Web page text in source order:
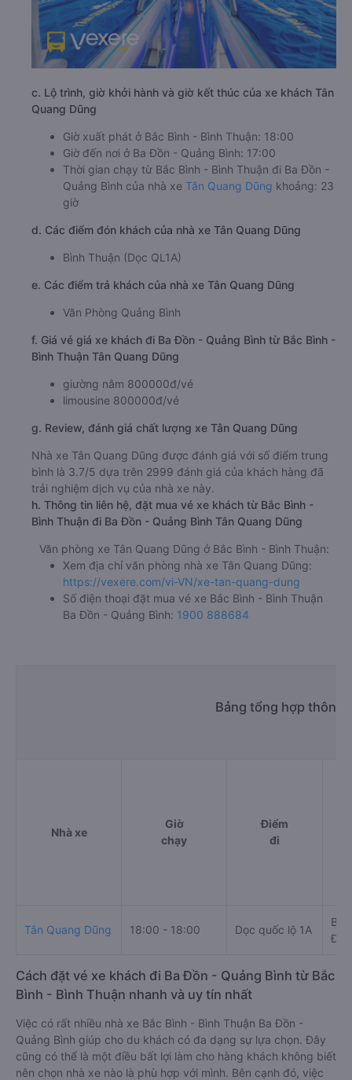
c. Lộ trình, giờ khởi hành và giờ kết thúc của xe khách Tân
Quang Dũng
Giờ xuất phát ở Bắc Bình - Bình Thuận: 18:00
Giờ đến nơi ở Ba Đồn - Quảng Bình: 17:00
Thời gian chạy từ Bắc Bình - Bình Thuận đi Ba Đồn -
Quảng Bình của nhà xe Tân Quang Dũng khoảng: 23
giờ
d. Các điểm đón khách của nhà xe Tân Quang Dũng
Bình Thuận (Dọc QL1A)
e. Các điểm trả khách của nhà xe Tân Quang Dũng
Văn Phòng Quảng Bình
f. Giá vé giá xe khách đi Ba Đồn - Quảng Bình từ Bắc Bình -
Bình Thuận Tân Quang Dũng
giường nằm 800000đ/vé
limousine 800000đ/vé
g. Review, đánh giá chất lượng xe Tân Quang Dũng
Nhà xe Tân Quang Dũng được đánh giá với số điểm trung
bình là 3.7/5 dựa trên 2999 đánh giá của khách hàng đã
trải nghiệm dịch vụ của nhà xe này.
h. Thông tin liên hệ, đặt mua vé xe khách từ Bắc Bình -
Bình Thuận đi Ba Đồn - Quảng Bình Tân Quang Dũng
Văn phòng xe Tân Quang Dũng ở Bắc Bình - Bình Thuận:
Xem địa chỉ văn phòng nhà xe Tân Quang Dũng:
https://vexere.com/vi-VN/xe-tan-quang-dung
Số điện thoại đặt mua vé xe Bắc Bình - Bình Thuận
Ba Đồn - Quảng Bình: 1900 888684
Bảng tổng hợp thông
Nhà xe
Giờ
chạy
Điểm
đi
Tân Quang Dũng 18:00 - 18:00 Dọc quốc lộ 1A
Đồn
Cách đặt vé xe khách đi Ba Đồn - Quảng Bình từ Bắc
Bình - Bình Thuận nhanh và uy tín nhất
Việc có rất nhiều nhà xe Bắc Bình - Bình Thuận Ba Đồn -
Quảng Bình giúp cho du khách có đa dạng sự lựa chọn. Đây
cũng có thể là một điều bất lợi làm cho hàng khách không biết
nên chọn nhà xe nào là phù hợp với mình. Bên cạnh đó, việc